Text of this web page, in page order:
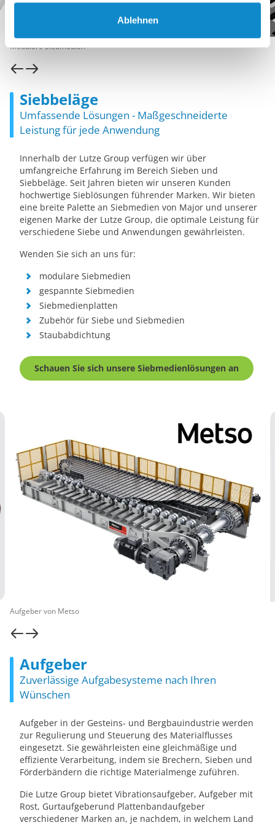
Ablehnen
Siebbeläge
Umfassende Lösungen - Maßgeschneiderte
Leistung für jede Anwendung
Innerhalb der Lutze Group verfügen wir über
umfangreiche Erfahrung im Bereich Sieben und
Siebbeläge. Seit Jahren bieten wir unseren Kunden
hochwertige Sieblösungen führender Marken. Wir bieten
eine breite Palette an Siebmedien von Major und unserer
eigenen Marke der Lutze Group, die optimale Leistung für
verschiedene Siebe und Anwendungen gewährleisten.
Wenden Sie sich an uns für:
modulare Siebmedien
gespannte Siebmedien
Siebmedienplatten
Zubehör für Siebe und Siebmedien
Staubabdichtung
Schauen Sie sich unsere Siebmedienlösungen an
Modulare Siebmedien
Aufgeber
Zuverlässige Aufgabesysteme nach Ihren
Wünschen
Aufgeber in der Gesteins- und Bergbauindustrie werden
zur Regulierung und Steuerung des Materialflusses
eingesetzt. Sie gewährleisten eine gleichmäßige und
effiziente Verarbeitung, indem sie Brechern, Sieben und
Förderbändern die richtige Materialmenge zuführen.
Die Lutze Group bietet Vibrationsaufgeber, Aufgeber mit
Rost, Gurtaufgeberund Plattenbandaufgeber
verschiedener Marken an, je nachdem, in welchem ​​Land
Aufgeber von Metso